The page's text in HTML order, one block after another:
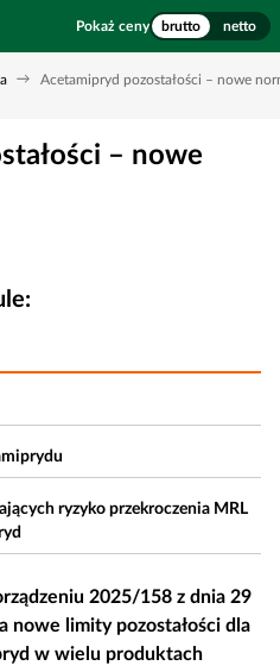
Pokaż ceny brutto netto
Acetamipryd pozostałości – nowe
– nowe
ryzyko przekroczenia MRL
2025/158 z dnia 29
nowe limity pozostałości dla
w wielu produktach